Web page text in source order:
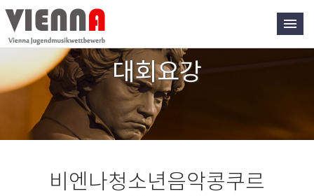
대회요강
비엔나청소년음악콩쿠르